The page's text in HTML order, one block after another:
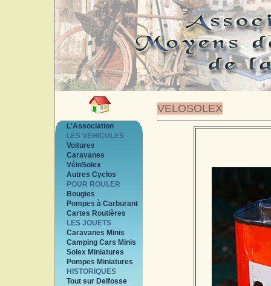
VELOSOLEX
L'Association
LES VEHICULES
Voitures
Caravanes
VéloSolex
Autres Cyclos
POUR ROULER
Bougies
Pompes à Carburant
Cartes Routières
LES JOUETS
Caravanes Minis
Camping Cars Minis
Solex Miniatures
Pompes Miniatures
HISTORIQUES
Tout sur Delfosse